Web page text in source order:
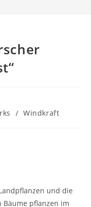
/ Windkraft
und die
pflanzen im